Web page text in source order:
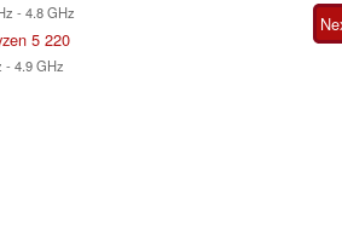
- 4.8 GHz
5 220
- 4.9 GHz